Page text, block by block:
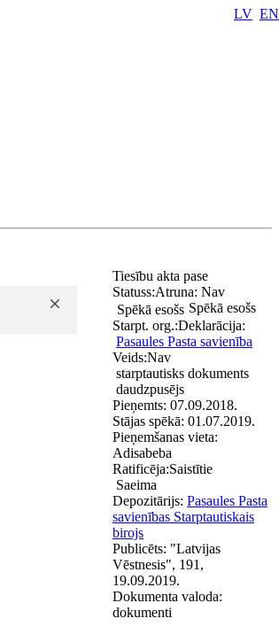
LV EN
Tiesību akta pase
Statuss:
Spēkā esošs Spēkā esošs
Starpt. org.:
Pasaules Pasta savienība
Veids:
starptautisks dokuments
daudzpusējs
Pieņemts: 07.09.2018.
Stājas spēkā: 01.07.2019.
Pieņemšanas vieta:
Adisabeba
Ratificēja:
Saeima
Atruna: Nav
Deklarācija:
Nav
Depozitārijs: Pasaules Pasta
savienības Starptautiskais
birojs
Publicēts: "Latvijas
Vēstnesis", 191,
19.09.2019.
Dokumenta valoda:
Saistītie
dokumenti